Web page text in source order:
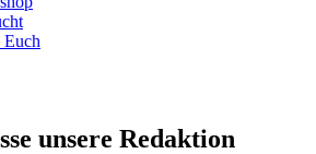
Euch
unsere Redaktion